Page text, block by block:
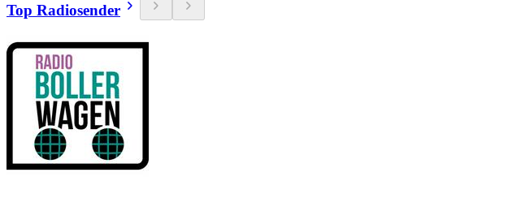
Top Radiosender